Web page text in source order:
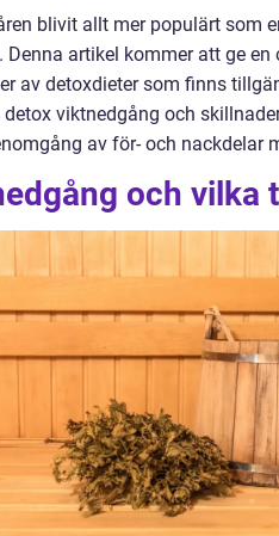
blivit allt mer populärt som
artikel kommer att ge
av detoxdieter som finns
viktnedgång och
av för- och nackdelar
och vilka